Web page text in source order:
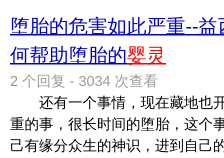
堕胎的危害如此严重--
何帮助堕胎的婴灵
2 个回复 - 3034 次查看
还有一个事情，现在藏地也
重的事，很长时间的堕胎，这
己有缘分众生的神识，进到自己